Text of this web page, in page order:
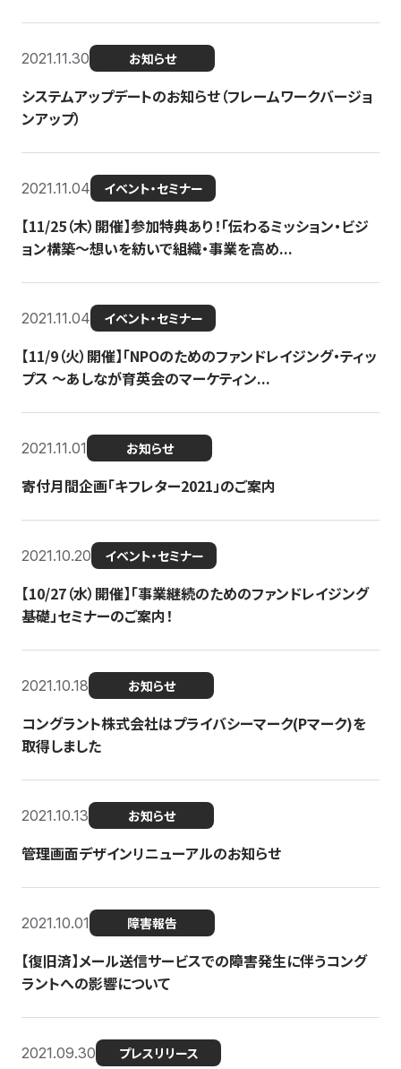
2021.11.30 お知らせ
システムアップデートのお知らせ（フレームワークバージョ
ンアップ）
2021.11.04 イベント・セミナー
【11/25（木）開催】参加特典あり！「伝わるミッション・ビジ
ョン構築〜想いを紡いで組織・事業を高め...
2021.11.04 イベント・セミナー
【11/9（火）開催】「NPOのためのファンドレイジング・ティッ
プス 〜あしなが育英会のマーケティン...
2021.11.01 お知らせ
寄付月間企画「キフレター2021」のご案内
2021.10.20 イベント・セミナー
【10/27（水）開催】「事業継続のためのファンドレイジング
基礎」セミナーのご案内！
2021.10.18 お知らせ
コングラント株式会社はプライバシーマーク(Pマーク)を
取得しました
2021.10.13 お知らせ
管理画面デザインリニューアルのお知らせ
2021.10.01 障害報告
【復旧済】メール送信サービスでの障害発生に伴うコング
ラントへの影響について
2021.09.30 プレスリリース